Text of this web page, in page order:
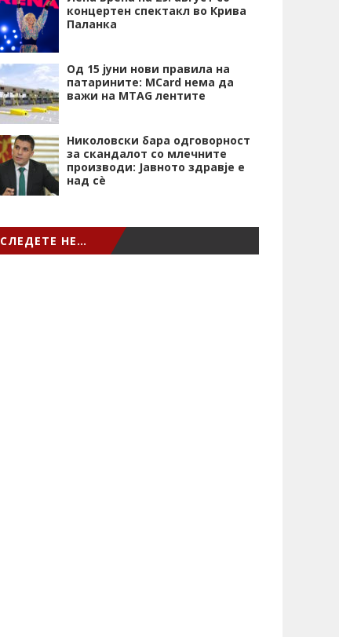
концертен спектакл во Крива
Паланка
Од 15 јуни нови правила на
патарините: MCard нема да
важи на MTAG лентите
Николовски бара одговорност
за скандалот со млечните
производи: Јавното здравје е
над сѐ
СЛЕДЕТЕ НЕ…